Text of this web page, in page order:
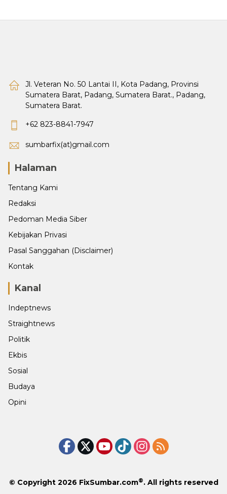
Jl. Veteran No. 50 Lantai II, Kota Padang, Provinsi
Sumatera Barat, Padang, Sumatera Barat., Padang,
Sumatera Barat.
+62 823-8841-7947
sumbarfix(at)gmail.com
Halaman
Tentang Kami
Redaksi
Pedoman Media Siber
Kebijakan Privasi
Pasal Sanggahan (Disclaimer)
Kontak
Kanal
Indeptnews
Straightnews
Politik
Ekbis
Sosial
Budaya
Opini
© Copyright 2026 FixSumbar.com®. All rights reserved